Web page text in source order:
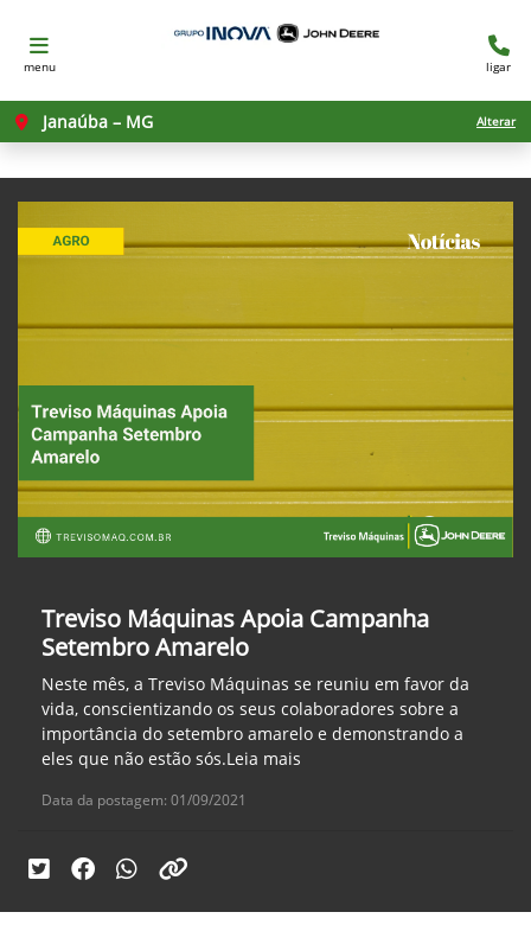
menu ligar
Janaúba – MG Alterar
Treviso Máquinas Apoia Campanha
Setembro Amarelo
Neste mês, a Treviso Máquinas se reuniu em favor da
vida, conscientizando os seus colaboradores sobre a
importância do setembro amarelo e demonstrando a
eles que não estão sós.Leia mais
Data da postagem: 01/09/2021